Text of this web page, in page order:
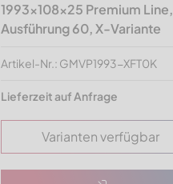
1993x108x25 Premium Line,
Ausführung 60, X-Variante
Artikel-Nr.: GMVP1993-XFT0K
Lieferzeit auf Anfrage
Varianten verfügbar